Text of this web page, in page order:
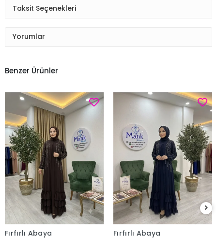
Taksit Seçenekleri
Yorumlar
Benzer Ürünler
Fırfırlı Abaya Fırfırlı Abaya